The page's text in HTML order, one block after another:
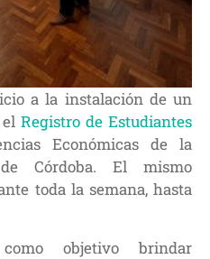
a la instalación de un
Registro de Estudiantes
Económicas de la
Córdoba. El mismo
toda la semana, hasta
objetivo brindar